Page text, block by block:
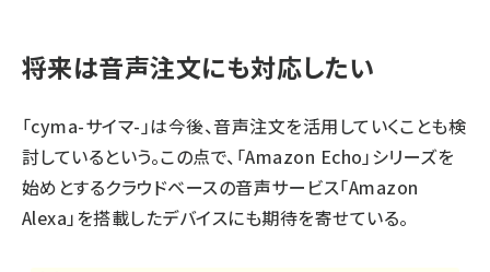
将来は音声注文にも対応したい
「cyma-サイマ-」は今後、音声注文を活用していくことも検
討しているという。この点で、「Amazon Echo」シリーズを
始めとするクラウドベースの音声サービス「Amazon
Alexa」を搭載したデバイスにも期待を寄せている。